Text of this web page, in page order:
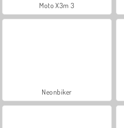
Moto X3m 3
Neonbiker